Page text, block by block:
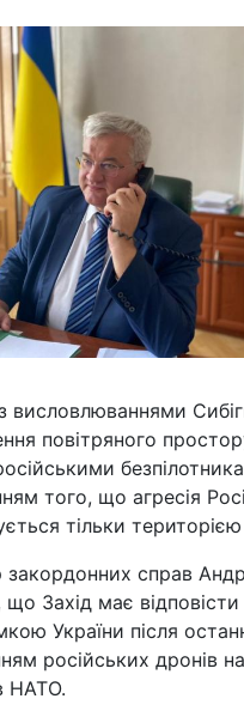
висловлюваннями
повітряного
того, що агресія
тільки територією
закордонних справ
що Захід має
України після
російських дронів
НАТО.